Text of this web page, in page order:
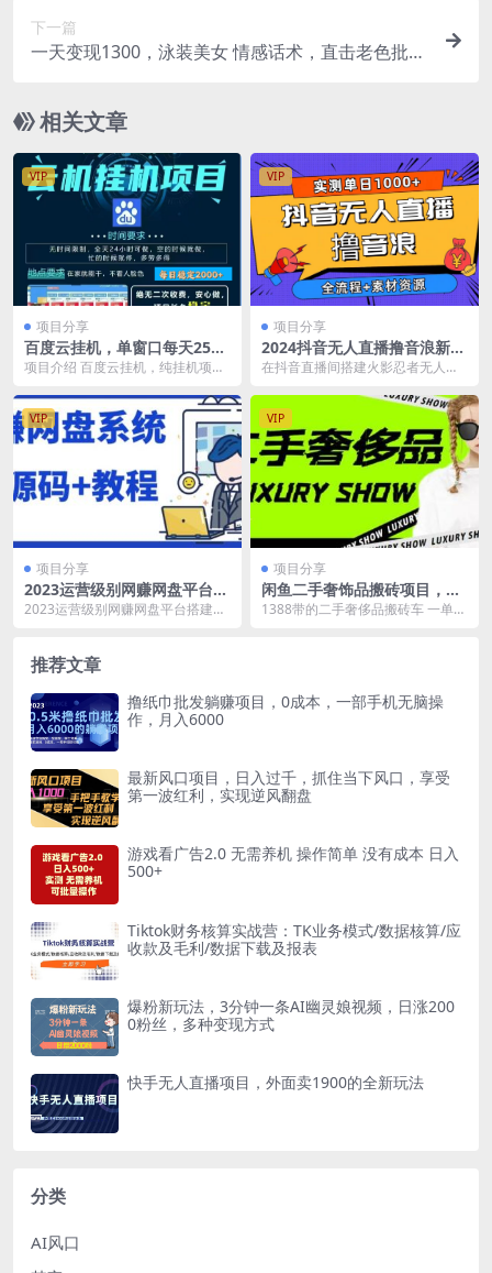
下一篇
一天变现1300，泳装美女 情感话术，直击老色批心
相关文章
VIP
项目分享
百度云挂机，单窗口每天25+,
窗口可无限多开。
项目介绍 百度云挂机，纯挂机项
开，纯挂机每日大...
VIP
项目分享
2024抖音无人直播撸音浪新玩
法 日入1000+ 全流程+素材资
在抖音直播间搭建火影忍者无人直
效果，实现直播间数据...
VIP
项目分享
2023运营级别网赚网盘平台搭
建（源码+教程）
2023运营级别网赚网盘平台搭建
VIP
项目分享
闲鱼二手奢饰品搬砖项目，利
润在百分之70%之内
1388带的二手奢侈品搬砖车 一单利
推荐文章
撸纸巾批发躺赚项目，0成本，一部手机无脑操
作，月入6000
最新风口项目，日入过千，抓住当下风口，享受
第一波红利，实现逆风翻盘
游戏看广告2.0 无需养机 操作简单 没有成本 日入
500+
Tiktok财务核算实战营：TK业务模式/数据核算/应
收款及毛利/数据下载及报表
爆粉新玩法，3分钟一条AI幽灵娘视频，日涨200
0粉丝，多种变现方式
快手无人直播项目，外面卖1900的全新玩法
分类
AI风口